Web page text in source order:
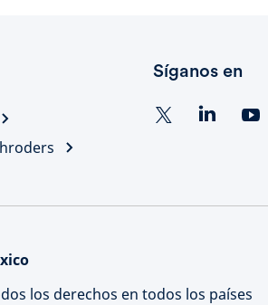
Síganos en
los derechos en todos los países